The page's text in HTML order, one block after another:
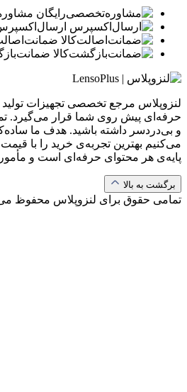
لنزوپلاس مرجع تخصصی تجهیزات تولید
حرفه‌ای پیش روی شما قرار می‌گیرد.
و بی‌دردسر داشته باشید. هدف ما
می‌کنیم بهترین تجربه‌ی خرید را با
پایه‌ی هر محتوای حرفه‌ای است و
برگشت به بالا
تمامی حقوق برای لنزوپلاس محفوظ